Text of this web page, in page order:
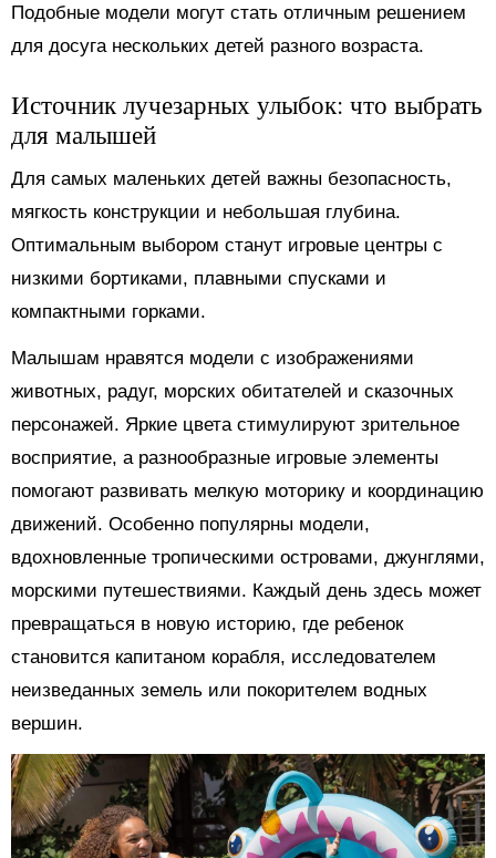
Подобные модели могут стать отличным решением
для досуга нескольких детей разного возраста.
Источник лучезарных улыбок: что выбрать
для малышей
Для самых маленьких детей важны безопасность,
мягкость конструкции и небольшая глубина.
Оптимальным выбором станут игровые центры с
низкими бортиками, плавными спусками и
компактными горками.
Малышам нравятся модели с изображениями
животных, радуг, морских обитателей и сказочных
персонажей. Яркие цвета стимулируют зрительное
восприятие, а разнообразные игровые элементы
помогают развивать мелкую моторику и координацию
движений. Особенно популярны модели,
вдохновленные тропическими островами, джунглями,
морскими путешествиями. Каждый день здесь может
превращаться в новую историю, где ребенок
становится капитаном корабля, исследователем
неизведанных земель или покорителем водных
вершин.